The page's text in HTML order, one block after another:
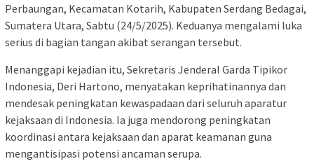
Perbaungan, Kecamatan Kotarih, Kabupaten Serdang Bedagai,
Sumatera Utara, Sabtu (24/5/2025). Keduanya mengalami luka
serius di bagian tangan akibat serangan tersebut.
Menanggapi kejadian itu, Sekretaris Jenderal Garda Tipikor
Indonesia, Deri Hartono, menyatakan keprihatinannya dan
mendesak peningkatan kewaspadaan dari seluruh aparatur
kejaksaan di Indonesia. Ia juga mendorong peningkatan
koordinasi antara kejaksaan dan aparat keamanan guna
mengantisipasi potensi ancaman serupa.